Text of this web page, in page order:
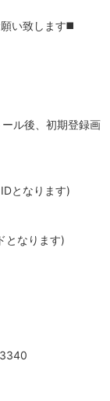
い致します◼️
ル後、初期登録画
となります)
となります)